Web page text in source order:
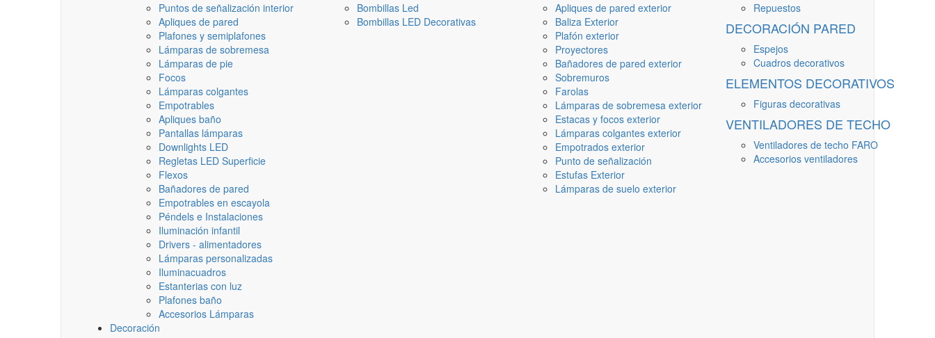
Puntos de señalización interior
Apliques de pared
Plafones y semiplafones
Lámparas de sobremesa
Lámparas de pie
Focos
Lámparas colgantes
Empotrables
Apliques baño
Pantallas lámparas
Downlights LED
Regletas LED Superficie
Flexos
Bañadores de pared
Empotrables en escayola
Péndels e Instalaciones
Iluminación infantil
Drivers - alimentadores
Lámparas personalizadas
Iluminacuadros
Estanterias con luz
Plafones baño
Accesorios Lámparas
Bombillas Led
Bombillas LED Decorativas
Apliques de pared exterior
Baliza Exterior
Plafón exterior
Proyectores
Bañadores de pared exterior
Sobremuros
Farolas
Lámparas de sobremesa exterior
Estacas y focos exterior
Lámparas colgantes exterior
Empotrados exterior
Punto de señalización
Estufas Exterior
Lámparas de suelo exterior
Repuestos
DECORACIÓN PARED
Espejos
Cuadros decorativos
ELEMENTOS DECORATIVOS
Figuras decorativas
VENTILADORES DE TECHO
Ventiladores de techo FARO
Accesorios ventiladores
Decoración